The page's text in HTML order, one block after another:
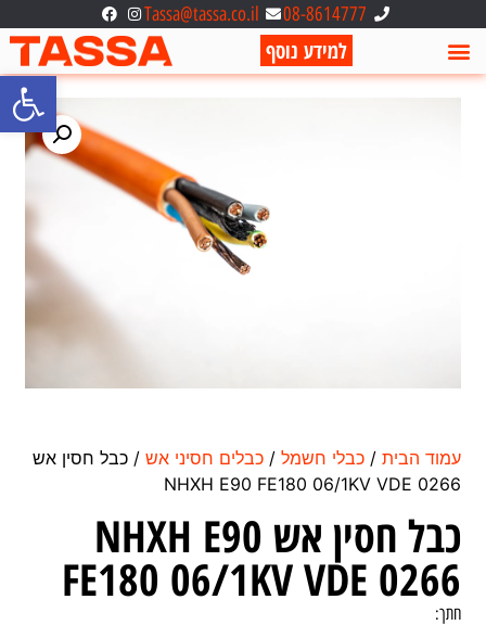
פתח
08-8614777
Tassa@tassa.co.il
למידע נוסף
עמוד הבית /כבלי חשמל /כבלים חסיני אש / כבל חסין אש
NHXH E90 FE180 06/1KV VDE 0266
כבל חסין אש NHXH E90
FE180 06/1KV VDE 0266
חתך: